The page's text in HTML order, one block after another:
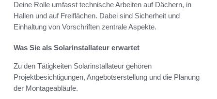
Deine Rolle umfasst technische Arbeiten auf Dächern, in
Hallen und auf Freiflächen. Dabei sind Sicherheit und
Einhaltung von Vorschriften zentrale Aspekte.
Was Sie als Solarinstallateur erwartet
Zu den Tätigkeiten Solarinstallateur gehören
Projektbesichtigungen, Angebotserstellung und die Planung
der Montageabläufe.